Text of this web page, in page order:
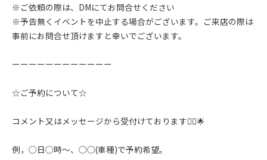
※ご依頼の際は、DMにてお問合せください
※予告無くイベントを中止する場合がございます。ご来店の際は
事前にお問合せ頂けますと幸いでございます。
ーーーーーーーーーーーー
☆ご予約について☆
コメント又はメッセージから受付けております🙇‍♂️🌟
例，◯日◯時〜、◯◯(車種)で予約希望。